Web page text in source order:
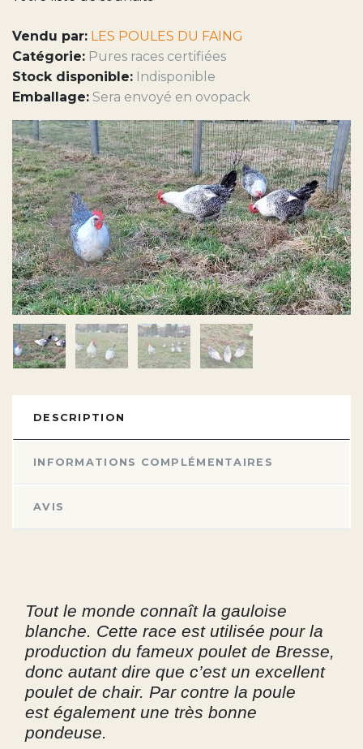
Vendu par: LES POULES DU FAING
Catégorie: Pures races certifiées
Stock disponible: Indisponible
Emballage: Sera envoyé en ovopack
DESCRIPTION
INFORMATIONS COMPLÉMENTAIRES
AVIS
Tout le monde connaît la gauloise
blanche. Cette race est utilisée pour la
production du fameux poulet de Bresse,
donc autant dire que c’est un excellent
poulet de chair. Par contre la poule
est également une très bonne
pondeuse.